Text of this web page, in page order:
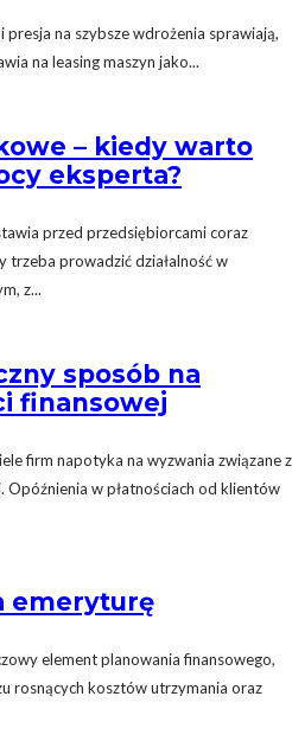
presja na szybsze wdrożenia sprawiają,
na leasing maszyn jako...
– kiedy warto
eksperta?
przed przedsiębiorcami coraz
trzeba prowadzić działalność w
z...
sposób na
finansowej
firm napotyka na wyzwania związane z
Opóźnienia w płatnościach od klientów
emeryturę
element planowania finansowego,
rosnących kosztów utrzymania oraz